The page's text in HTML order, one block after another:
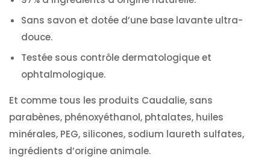
Sans savon et dotée d’une base lavante ultra-
douce.
Testée sous contrôle dermatologique et
ophtalmologique.
Et comme tous les produits Caudalie, sans
parabènes, phénoxyéthanol, phtalates, huiles
minérales, PEG, silicones, sodium laureth sulfates,
ingrédients d’origine animale.